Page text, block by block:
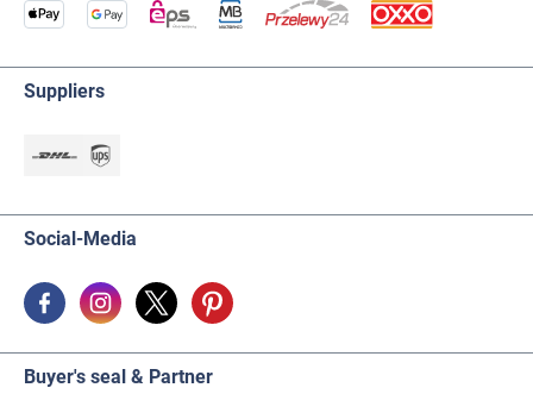
Suppliers
Social-Media
Buyer's seal & Partner